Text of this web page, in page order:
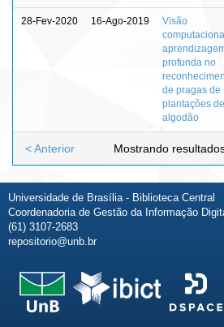
28-Fev-2020 16-Ago-2019
Visão
profunda no
de pragas de
plantações de
algodão
Mostrando
< Anterior
Universidade de Brasília - Biblioteca Central
Coordenadoria de Gestão da Informação
(61) 3107-2683
repositorio@unb.br